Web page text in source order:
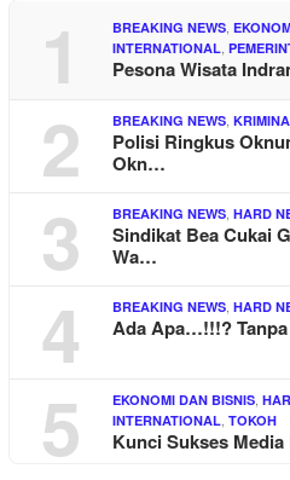
1 BREAKING NEWS,
INTERNATIONAL,
Pesona Wisata
2 BREAKING NEWS,
Polisi Ringkus
Okn…
3 BREAKING NEWS, HARD
Sindikat Bea Cukai
Wa…
4 BREAKING NEWS, HARD
Ada Apa…!!!?
5 EKONOMI DAN BISNIS,
INTERNATIONAL, TOKOH
Kunci Sukses